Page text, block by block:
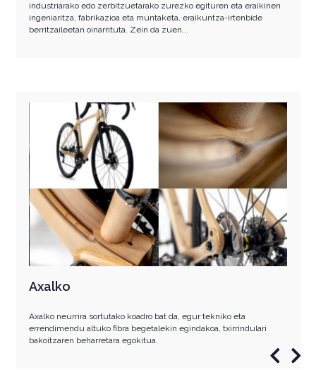
industriarako edo zerbitzuetarako zurezko egituren eta eraikinen
ingeniaritza, fabrikazioa eta muntaketa, eraikuntza-irtenbide
berritzaileetan oinarrituta. Zein da zuen...
Axalko
Axalko neurrira sortutako koadro bat da, egur tekniko eta
errendimendu altuko fibra begetalekin egindakoa, txirrindulari
bakoitzaren beharretara egokitua.